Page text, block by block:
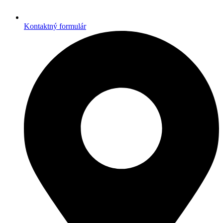
Kontaktný formulár